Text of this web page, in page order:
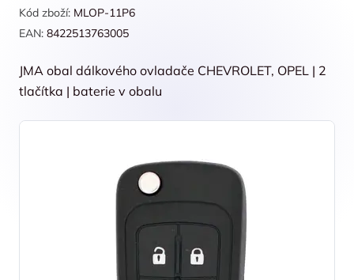
Kód zboží: MLOP-11P6
EAN: 8422513763005
JMA obal dálkového ovladače CHEVROLET, OPEL | 2
tlačítka | baterie v obalu